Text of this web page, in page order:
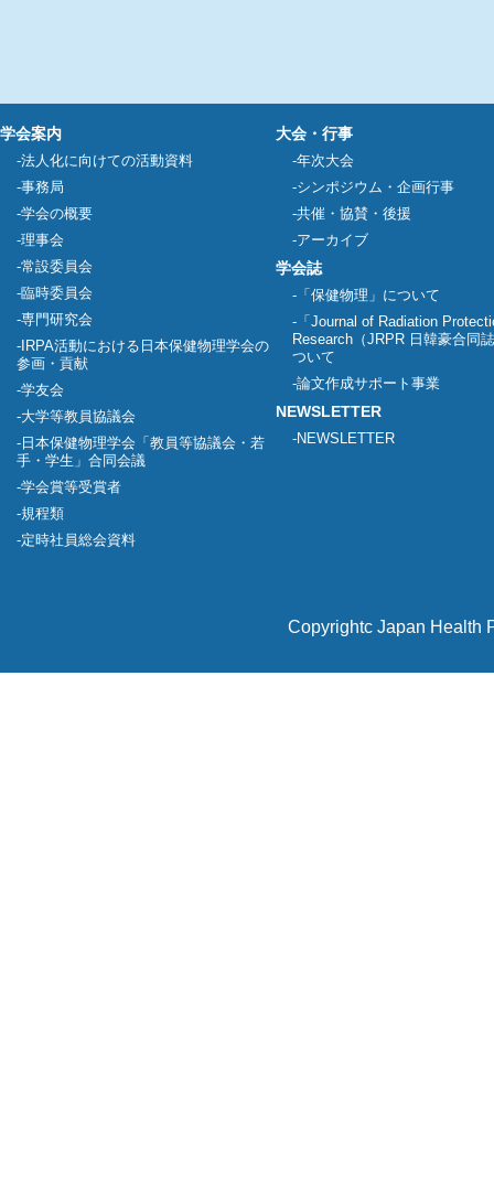
学会案内
法人化に向けての活動資料
事務局
学会の概要
理事会
常設委員会
臨時委員会
専門研究会
IRPA活動における日本保健物理学会の
参画・貢献
学友会
大学等教員協議会
日本保健物理学会「教員等協議会・若
手・学生」合同会議
学会賞等受賞者
規程類
定時社員総会資料
大会・行事
年次大会
シンポジウム・企画行事
共催・協賛・後援
アーカイブ
学会誌
「保健物理」について
「Journal of Radiation
Research（JRPR 日韓豪合同
ついて
論文作成サポート事業
NEWSLETTER
NEWSLETTER
Copyrightc Japan Health